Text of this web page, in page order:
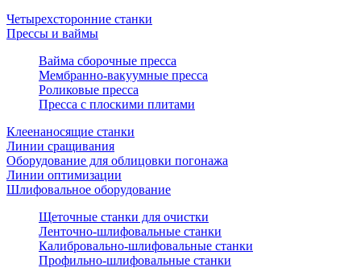
Четырехсторонние станки
Прессы и ваймы
Вайма сборочные пресса
Мембранно-вакуумные пресса
Роликовые пресса
Пресса с плоскими плитами
Клеенаносящие станки
Линии сращивания
Оборудование для облицовки погонажа
Линии оптимизации
Шлифовальное оборудование
Щеточные станки для очистки
Ленточно-шлифовальные станки
Калибровально-шлифовальные станки
Профильно-шлифовальные станки